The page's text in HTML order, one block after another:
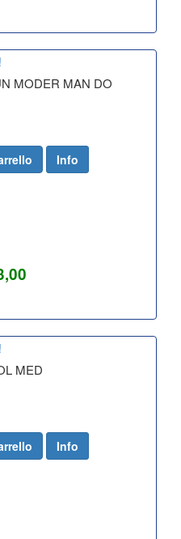
!
MODER MAN DO
Info
!
MED
Info